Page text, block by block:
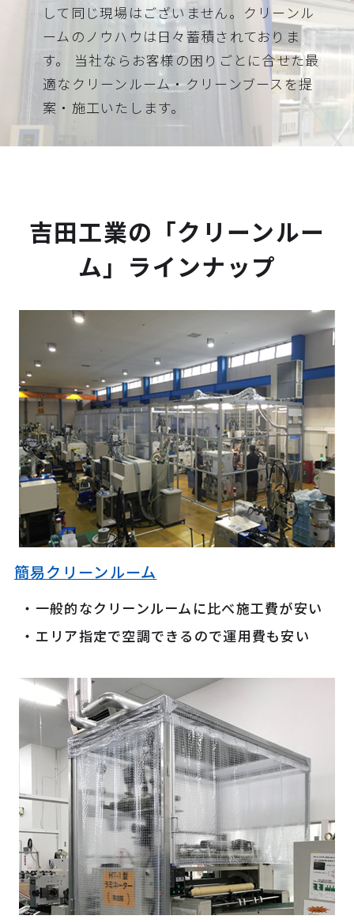
して同じ現場はございません。クリーンル
ームのノウハウは日々蓄積されておりま
す。 当社ならお客様の困りごとに合せた最
適なクリーンルーム・クリーンブースを提
案・施工いたします。
吉田工業の「クリーンルー
ム」ラインナップ
簡易クリーンルーム
一般的なクリーンルームに比べ施工費が安い
エリア指定で空調できるので運用費も安い